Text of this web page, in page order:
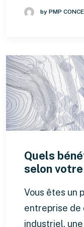
by PMP
Quels
selon
Vous êtes un
entreprise de
industriel,